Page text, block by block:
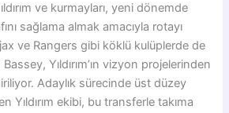
ve kurmayları, yeni dönemde
sağlama almak amacıyla rotayı
ve Rangers gibi köklü kulüplerde de
Yıldırım’ın vizyon projelerinden
Adaylık sürecinde üst düzey
Yıldırım ekibi, bu transferle takıma